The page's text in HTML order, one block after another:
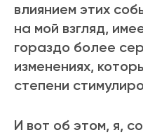
влиянием этих
на мой взгляд,
гораздо более
изменениях,
степени
И вот об этом, я,